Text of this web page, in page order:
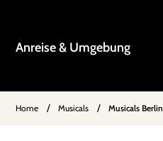
Anreise & Umgebung
Home / Musicals / Musicals Berlin